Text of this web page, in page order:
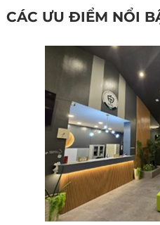
CÁC ƯU ĐIỂM NỔI